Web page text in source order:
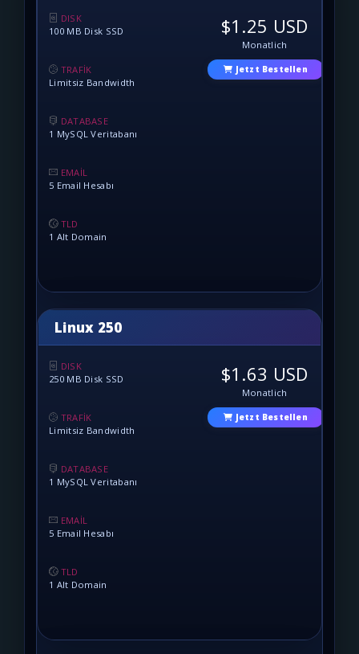
DISK
100 MB Disk SSD
TRAFİK
Limitsiz Bandwidth
DATABASE
1 MySQL Veritabanı
EMAİL
5 Email Hesabı
TLD
1 Alt Domain
$1.25 USD
Monatlich
Jetzt Bestellen
Linux 250
DISK
250 MB Disk SSD
TRAFİK
Limitsiz Bandwidth
DATABASE
1 MySQL Veritabanı
EMAİL
5 Email Hesabı
TLD
1 Alt Domain
$1.63 USD
Monatlich
Jetzt Bestellen